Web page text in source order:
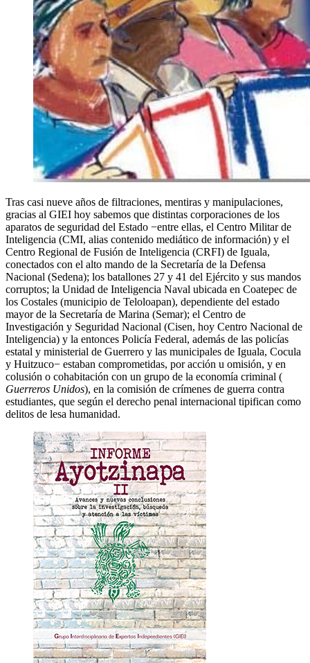
Tras casi nueve años de filtraciones, mentiras y manipulaciones,
gracias al GIEI hoy sabemos que distintas corporaciones de los
aparatos de seguridad del Estado −entre ellas, el Centro Militar de
Inteligencia (CMI, alias contenido mediático de información) y el
Centro Regional de Fusión de Inteligencia (CRFI) de Iguala,
conectados con el alto mando de la Secretaría de la Defensa
Nacional (Sedena); los batallones 27 y 41 del Ejército y sus mandos
corruptos; la Unidad de Inteligencia Naval ubicada en Coatepec de
los Costales (municipio de Teloloapan), dependiente del estado
mayor de la Secretaría de Marina (Semar); el Centro de
Investigación y Seguridad Nacional (Cisen, hoy Centro Nacional de
Inteligencia) y la entonces Policía Federal, además de las policías
estatal y ministerial de Guerrero y las municipales de Iguala, Cocula
y Huitzuco− estaban comprometidas, por acción u omisión, y en
colusión o cohabitación con un grupo de la economía criminal (
Guerreros Unidos), en la comisión de crímenes de guerra contra
estudiantes, que según el derecho penal internacional tipifican como
delitos de lesa humanidad.